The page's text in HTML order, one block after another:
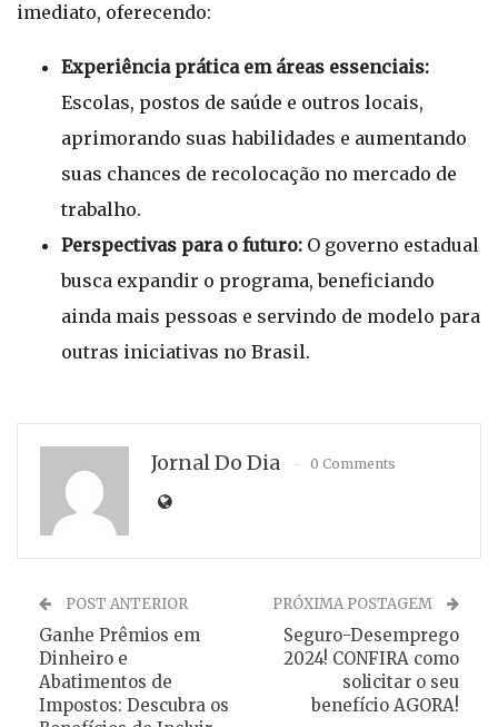
imediato, oferecendo:
Experiência prática em áreas essenciais:
Escolas, postos de saúde e outros locais,
aprimorando suas habilidades e aumentando
suas chances de recolocação no mercado de
trabalho.
Perspectivas para o futuro: O governo estadual
busca expandir o programa, beneficiando
ainda mais pessoas e servindo de modelo para
outras iniciativas no Brasil.
Jornal Do Dia 0 Comments
POST ANTERIOR
Ganhe Prêmios em
Dinheiro e
Abatimentos de
Impostos: Descubra os
PRÓXIMA POSTAGEM
Seguro-Desemprego
2024! CONFIRA como
solicitar o seu
benefício AGORA!